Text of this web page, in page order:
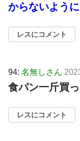
からないように
レスにコメント
94: 名無しさん
食パン一斤買
レスにコメント